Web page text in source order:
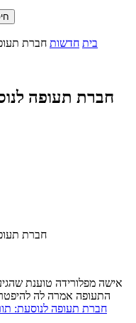
בית חדשות חברת
חברת תעופה
חברת
אישה מפלורידה טוענת
התעופה אמרה לה
חברת תעופה לנוסעת: